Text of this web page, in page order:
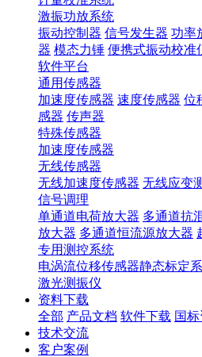
激振功放系统
振动控制器 信号发生器 功率
器 模态力锤 便携式振动校准
软件平台
通用传感器
加速度传感器 速度传感器 位
感器 传声器
特殊传感器
加速度传感器
无线传感器
无线加速度传感器 无线应变
信号调理
单通道电荷放大器 多通道抗
放大器 多通道恒流源放大器
专用测控系统
电涡流位移传感器静态标定
激光测振仪
资料下载
全部 产品文档 软件下载 国
技术交流
客户案例